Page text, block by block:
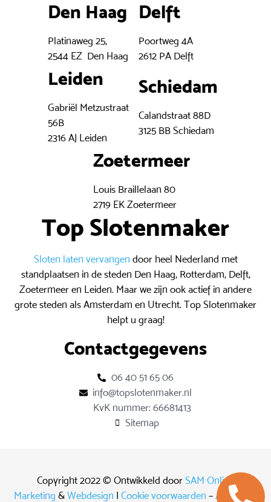
Den Haag
Platinaweg 25,
2544 EZ Den Haag
Delft
Poortweg 4A
2612 PA Delft
Leiden
Gabriël Metzustraat
56B
2316 AJ Leiden
Schiedam
Calandstraat 88D
3125 BB Schiedam
Zoetermeer
Louis Braillelaan 80
2719 EK Zoetermeer
Top Slotenmaker
Sloten laten vervangen door heel Nederland met
standplaatsen in de steden Den Haag, Rotterdam, Delft,
Zoetermeer en Leiden. Maar we zijn ook actief in andere
grote steden als Amsterdam en Utrecht. Top Slotenmaker
helpt u graag!
Contactgegevens
06 40 51 65 06
info@topslotenmaker.nl
KvK nummer: 66681413
Sitemap
Copyright 2022 © Ontwikkeld door SAM Online
Marketing & Webdesign | Cookie voorwaarden – Algemene